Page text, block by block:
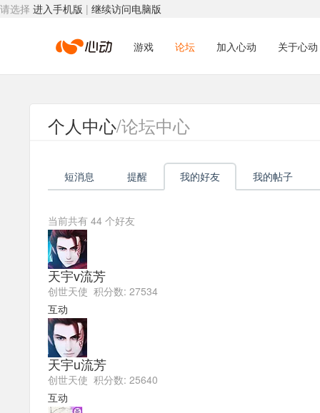
请选择 进入手机版 | 继续访问电脑版
心
动
络
游戏 论坛 加入心动 关于心动
个人中心/论坛中心
短消息 提醒 我的好友 我的帖子
当前共有 44 个好友
天宇v流芳
创世天使 积分数: 27534
互动
天宇u流芳
创世天使 积分数: 25640
互动